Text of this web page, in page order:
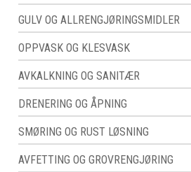
GULV OG ALLRENGJØRINGSMIDLER
OPPVASK OG KLESVASK
AVKALKNING OG SANITÆR
DRENERING OG ÅPNING
SMØRING OG RUST LØSNING
AVFETTING OG GROVRENGJØRING